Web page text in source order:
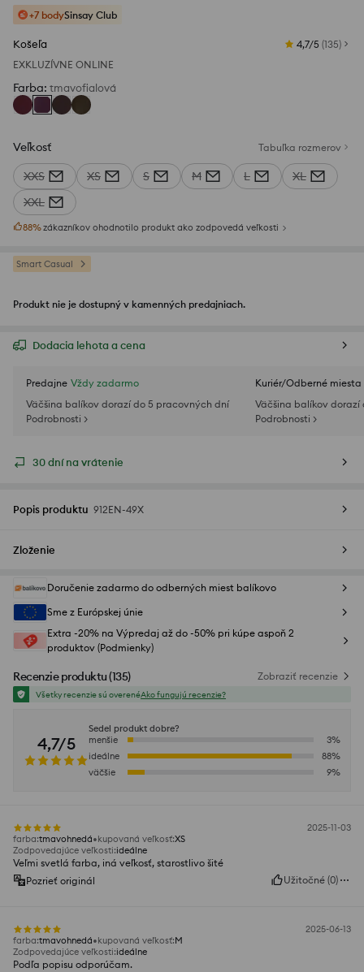
+7 bodySinsay Club
Košeľa 4,7/5 (135)
EXKLUZÍVNE ONLINE
Farba: tmavofialová
Veľkosť Tabuľka rozmerov
XXS XS S M L
XL
XXL
88%zákazníkov ohodnotilo produkt ako zodpovedá veľkosti
Smart Casual
Produkt nie je dostupný v kamenných predajniach.
Dodacia lehota a cena
Predajne Vždy zadarmo
Väčšina balíkov dorazí do 5 pracovných dní
Podrobnosti >
Kuriér/Odberné miesta
Väčšina balíkov
Podrobnosti >
30 dní na vrátenie
Popis produktu 912EN-49X
Zloženie
Doručenie zadarmo do odberných miest balíkovo
Sme z Európskej únie
Extra -20% na Výpredaj až do -50% pri kúpe aspoň 2
produktov (Podmienky)
Recenzie produktu(135) Zobraziť recenzie
Všetky recenzie sú overenéAko fungujú recenzie?
4,7/5
Sedel produkt dobre?
menšie
3%
ideálne
88%
väčšie
9%
2025-11-03
farba:tmavohnedá kupovaná veľkosť:XS
Zodpovedajúce veľkosti:ideálne
Veľmi svetlá farba, iná veľkosť, starostlivo šité
Pozrieť originál
Užitočné (0)
2025-06-13
farba:tmavohnedá kupovaná veľkosť:M
Zodpovedajúce veľkosti:ideálne
Podľa popisu odporúčam.